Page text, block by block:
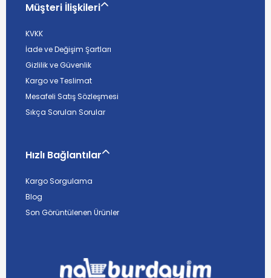
Müşteri İlişkileri
KVKK
İade ve Değişim Şartları
Gizlilik ve Güvenlik
Kargo ve Teslimat
Mesafeli Satış Sözleşmesi
Sıkça Sorulan Sorular
Hızlı Bağlantılar
Kargo Sorgulama
Blog
Son Görüntülenen Ürünler